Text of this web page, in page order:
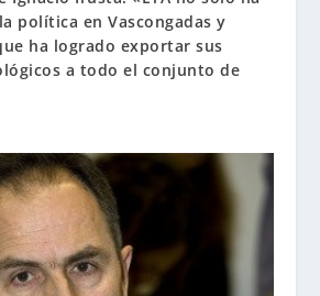
política en Vascongadas y
ha logrado exportar sus
a todo el conjunto de